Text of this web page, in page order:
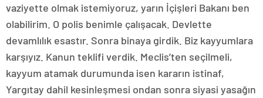
vaziyette olmak istemiyoruz, yarın İçişleri Bakanı ben
olabilirim. O polis benimle çalışacak. Devlette
devamlılık esastır. Sonra binaya girdik. Biz kayyumlara
karşıyız. Kanun teklifi verdik. Meclis’ten seçilmeli,
kayyum atamak durumunda isen kararın istinaf,
Yargıtay dahil kesinleşmesi ondan sonra siyasi yasağın